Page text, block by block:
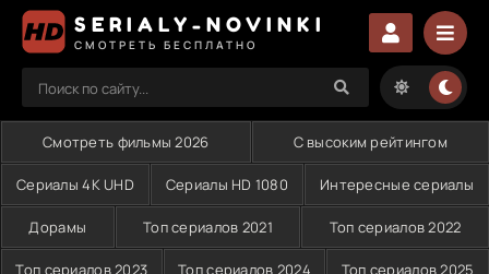
SERIALY-NOVINKI
СМОТРЕТЬ БЕСПЛАТНО
Смотреть фильмы 2026 С высоким рейтингом
Сериалы 4K UHD Сериалы HD 1080 Интересные сериалы
Дорамы Топ сериалов 2021 Топ сериалов 2022
Топ сериалов 2023 Топ сериалов 2024 Топ сериалов 2025